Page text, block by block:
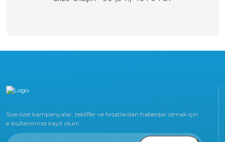
Size özel kampanyalar, teklifler ve fırsatlardan haberdar olmak için
e-bültenimize kayıt olun!